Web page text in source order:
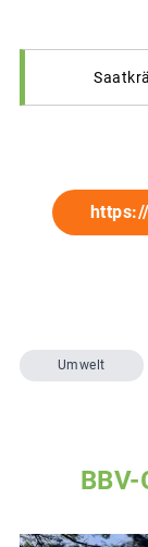
Umwelt
BBV-